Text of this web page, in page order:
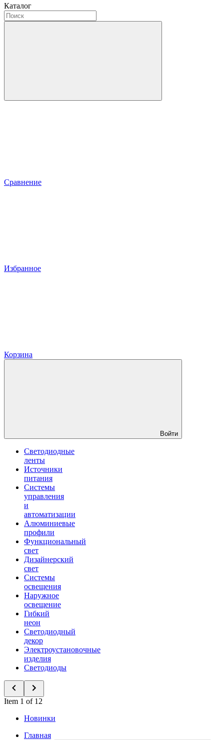
Каталог
Сравнение
Избранное
Корзина
Войти
Светодиодные
ленты
Источники
питания
Системы
управления
и
автоматизации
Алюминиевые
профили
Функциональный
свет
Дизайнерский
свет
Системы
освещения
Наружное
освещение
Гибкий
неон
Светодиодный
декор
Электроустановочные
изделия
Светодиоды
Item 1 of 12
Новинки
Главная